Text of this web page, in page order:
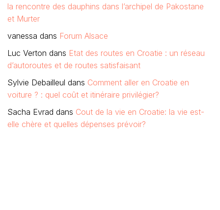
la rencontre des dauphins dans l’archipel de Pakostane
et Murter
vanessa dans Forum Alsace
Luc Verton dans Etat des routes en Croatie : un réseau
d’autoroutes et de routes satisfaisant
Sylvie Debailleul dans Comment aller en Croatie en
voiture ? : quel coût et itinéraire privilégier?
Sacha Evrad dans Cout de la vie en Croatie: la vie est-
elle chère et quelles dépenses prévoir?